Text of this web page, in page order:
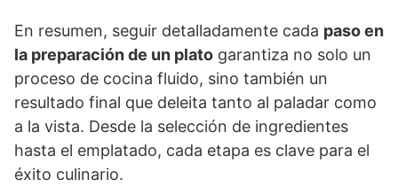
En resumen, seguir detalladamente cada paso en
la preparación de un plato garantiza no solo un
proceso de cocina fluido, sino también un
resultado final que deleita tanto al paladar como
a la vista. Desde la selección de ingredientes
hasta el emplatado, cada etapa es clave para el
éxito culinario.